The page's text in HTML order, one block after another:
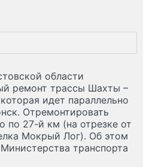
области
ремонт трассы Шахты –
идет параллельно
Отремонтировать
по 27-й км (на отрезке от
Мокрый Лог). Об этом
транспорта